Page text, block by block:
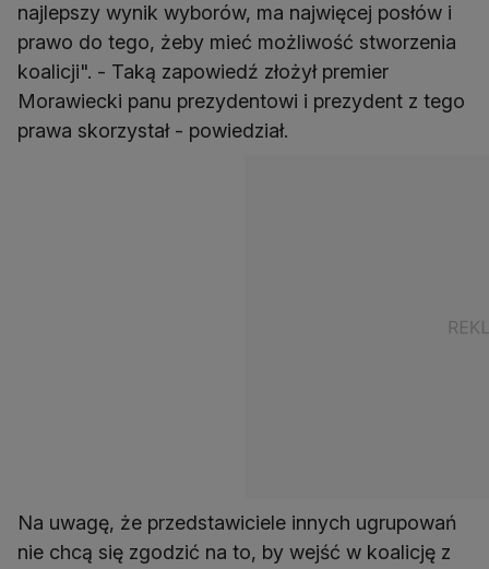
najlepszy wynik wyborów, ma najwięcej posłów i
prawo do tego, żeby mieć możliwość stworzenia
koalicji". - Taką zapowiedź złożył premier
Morawiecki panu prezydentowi i prezydent z tego
prawa skorzystał - powiedział.
Na uwagę, że przedstawiciele innych ugrupowań
nie chcą się zgodzić na to, by wejść w koalicję z